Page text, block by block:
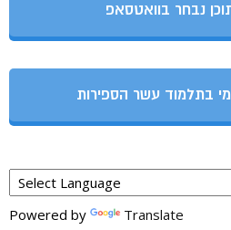
נבחר בוואטסאפ
בתלמוד עשר הספירות
Powered by Translate